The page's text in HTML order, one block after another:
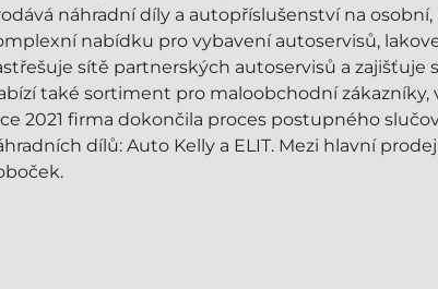
náhradní díly a autopříslušenství na
nabídku pro vybavení autoservisů,
sítě partnerských autoservisů a zajišťuje
také sortiment pro maloobchodní
2021 firma dokončila proces postupného
dílů: Auto Kelly a ELIT. Mezi hlavní